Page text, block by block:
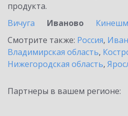
продукта.
Вичуга
Иваново
Смотрите также: Россия,
Владимирская область,
Нижегородская область,
Партнеры в вашем регионе: